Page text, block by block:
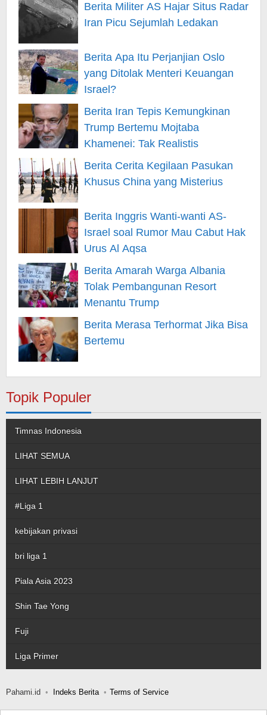
Berita Militer AS Hajar Situs Radar
Iran Picu Sejumlah Ledakan
Berita Apa Itu Perjanjian Oslo
yang Ditolak Menteri Keuangan
Israel?
Berita Iran Tepis Kemungkinan
Trump Bertemu Mojtaba
Khamenei: Tak Realistis
Berita Cerita Kegilaan Pasukan
Khusus China yang Misterius
Berita Inggris Wanti-wanti AS-
Israel soal Rumor Mau Cabut Hak
Urus Al Aqsa
Berita Amarah Warga Albania
Tolak Pembangunan Resort
Menantu Trump
Berita Merasa Terhormat Jika Bisa
Bertemu
Topik Populer
Timnas Indonesia
LIHAT SEMUA
LIHAT LEBIH LANJUT
#Liga 1
kebijakan privasi
bri liga 1
Piala Asia 2023
Shin Tae Yong
Fuji
Liga Primer
Pahami.id Indeks Berita Terms of Service